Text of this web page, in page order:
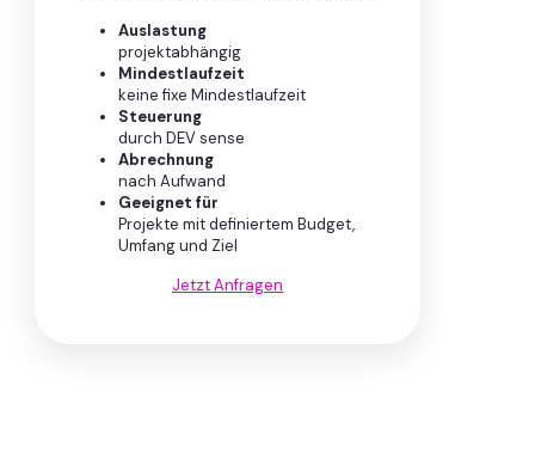
Auslastung
projektabhängig
Mindestlaufzeit
keine fixe Mindestlaufzeit
Steuerung
durch DEV sense
Abrechnung
nach Aufwand
Geeignet für
Projekte mit definiertem Budget,
Umfang und Ziel
Jetzt Anfragen